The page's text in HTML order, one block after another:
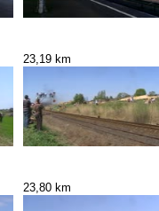
23,19 km
23,80 km